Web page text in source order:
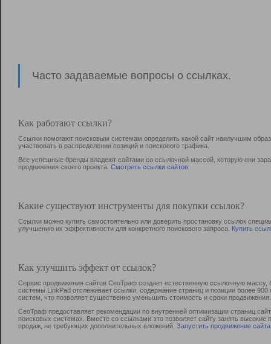
Часто задаваемые вопросы о ссылках.
Как работают ссылки?
Ссылки помогают поисковым системам определить какой сайт наилучшим
участвовать в раcпределении позиций и поискового трафика.
Все успешные бренды владеют сайтами со ссылочной массой, которую они
продвижения своего проекта. Смотреть ссылки сайтов
Какие существуют инструменты для покупки ссылок?
Ссылки можно купить самостоятельно или доверить простановку ссылок
улучшению их эффективности для конкретного поискового запроса. Купить
Как улучшить эффект от ссылок?
Сервис продвижения сайтов СеоТраф создает естественную ссылочную
системы LinkPad отслеживает ссылки, содержание страниц и позиции более
систем, что позволяет существенно уменьшить стоимость и сроки продвижения.
СеоТраф предоставляет рекомендации по внутренней оптимизации страниц
поисковых системах. Вместе со ссылками это позволяет сайту занять
продаж, не требующих дополнительных вложений. Запустить продвижение сайта